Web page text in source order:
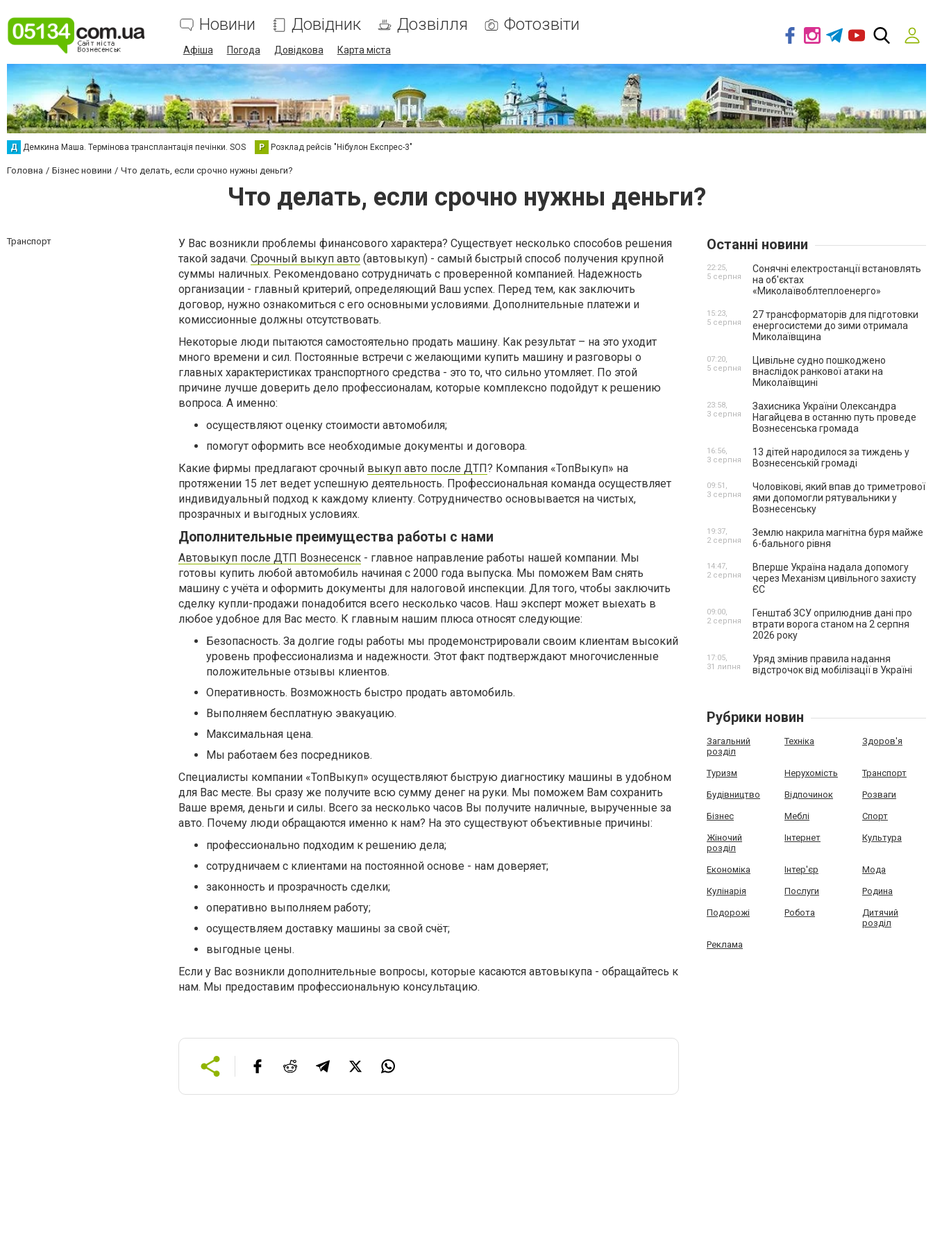
Новини Довідник Дозвілля Фотозвіти
Афіша Погода Довідкова Карта міста
Д Демкина Маша. Термінова трансплантація печінки. SOS Р Розклад рейсів "Нібулон Експрес-3"
Головна Бізнес новини Что делать, если срочно нужны деньги?
Что делать, если срочно нужны деньги?
Транспорт
У Вас возникли проблемы финансового характера? Существует несколько способов решения
такой задачи. Срочный выкуп авто (автовыкуп) - самый быстрый способ получения крупной
суммы наличных. Рекомендовано сотрудничать с проверенной компанией. Надежность
организации - главный критерий, определяющий Ваш успех. Перед тем, как заключить
договор, нужно ознакомиться с его основными условиями. Дополнительные платежи и
комиссионные должны отсутствовать.
Некоторые люди пытаются самостоятельно продать машину. Как результат – на это уходит
много времени и сил. Постоянные встречи с желающими купить машину и разговоры о
главных характеристиках транспортного средства - это то, что сильно утомляет. По этой
причине лучше доверить дело профессионалам, которые комплексно подойдут к решению
вопроса. А именно:
осуществляют оценку стоимости автомобиля;
помогут оформить все необходимые документы и договора.
Какие фирмы предлагают срочный выкуп авто после ДТП? Компания «ТопВыкуп» на
протяжении 15 лет ведет успешную деятельность. Профессиональная команда осуществляет
индивидуальный подход к каждому клиенту. Сотрудничество основывается на чистых,
прозрачных и выгодных условиях.
Дополнительные преимущества работы с нами
Автовыкуп после ДТП Вознесенск - главное направление работы нашей компании. Мы
готовы купить любой автомобиль начиная с 2000 года выпуска. Мы поможем Вам снять
машину с учёта и оформить документы для налоговой инспекции. Для того, чтобы заключить
сделку купли-продажи понадобится всего несколько часов. Наш эксперт может выехать в
любое удобное для Вас место. К главным нашим плюса относят следующие:
Безопасность. За долгие годы работы мы продемонстрировали своим клиентам высокий
уровень профессионализма и надежности. Этот факт подтверждают многочисленные
положительные отзывы клиентов.
Оперативность. Возможность быстро продать автомобиль.
Выполняем бесплатную эвакуацию.
Максимальная цена.
Мы работаем без посредников.
Специалисты компании «ТопВыкуп» осуществляют быструю диагностику машины в удобном
для Вас месте. Вы сразу же получите всю сумму денег на руки. Мы поможем Вам сохранить
Ваше время, деньги и силы. Всего за несколько часов Вы получите наличные, вырученные за
авто. Почему люди обращаются именно к нам? На это существуют объективные причины:
профессионально подходим к решению дела;
сотрудничаем с клиентами на постоянной основе - нам доверяет;
законность и прозрачность сделки;
оперативно выполняем работу;
осуществляем доставку машины за свой счёт;
выгодные цены.
Если у Вас возникли дополнительные вопросы, которые касаются автовыкупа - обращайтесь к
нам. Мы предоставим профессиональную консультацию.
Останні новини
Сонячні електростанції встановлять
на об'єктах
«Миколаївоблтеплоенерго»
22:25,
5 серпня
27 трансформаторів для підготовки
енергосистеми до зими отримала
Миколаївщина
15:23,
5 серпня
Цивільне судно пошкоджено
внаслідок ранкової атаки на
Миколаївщині
07:20,
5 серпня
Захисника України Олександра
Нагайцева в останню путь проведе
Вознесенська громада
23:58,
3 серпня
13 дітей народилося за тиждень у
Вознесенській громаді
16:56,
3 серпня
Чоловікові, який впав до триметрової
ями допомогли рятувальники у
Вознесенську
09:51,
3 серпня
Землю накрила магнітна буря майже
6-бального рівня
19:37,
2 серпня
Вперше Україна надала допомогу
через Механізм цивільного захисту
ЄС
14:47,
2 серпня
Генштаб ЗСУ оприлюднив дані про
втрати ворога станом на 2 серпня
2026 року
09:00,
2 серпня
Уряд змінив правила надання
відстрочок від мобілізації в Україні
17:05,
31 липня
Рубрики новин
Загальний
розділ
Техніка Здоров'я
Туризм Нерухомість Транспорт
Будівництво Відпочинок Розваги
Бізнес Меблі Спорт
Жіночий
розділ
Інтернет Культура
Економіка Інтер'єр Мода
Кулінарія Послуги Родина
Подорожі Робота
Дитячий
розділ
Реклама